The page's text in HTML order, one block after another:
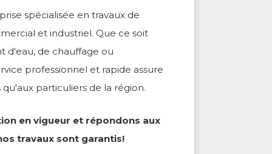
spécialisée en travaux de
et industriel. Que ce soit
d'eau, de chauffage ou
professionnel et rapide assure
particuliers de la région.
en vigueur et répondons aux
travaux sont garantis!